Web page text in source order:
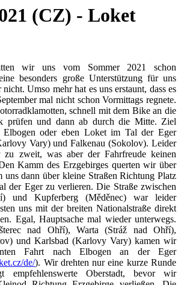
(CZ) - Loket
wir uns vom Sommer 2021 schon
besonders große Unterstützung für uns
Umso mehr hat es uns erstaunt, dass es
mal nicht schon Vormittags regnete.
schnell mit dem Bike an die
prüfen und dann ab durch die Mitte. Ziel
Elbogen oder eben Loket im Tal der Eger
Vary) und Falkenau (Sokolov). Leider
zweit, was aber der Fahrfreude keinen
Kamm des Erzgebirges querten wir über
uns dann über kleine Straßen Richtung Platz
der Eger zu verlieren. Die Straße zwischen
und Kupferberg (Měděnec) war leider
uns mit der breiten Nationalstraße direkt
Egal, Hauptsache mal wieder unterwegs.
nad Ohří), Warta (Stráž nad Ohří),
und Karlsbad (Karlovy Vary) kamen wir
Fahrt nach Elbogen an der Eger
de/). Wir drehten nur eine kurze Runde
empfehlenswerte Oberstadt, bevor wir